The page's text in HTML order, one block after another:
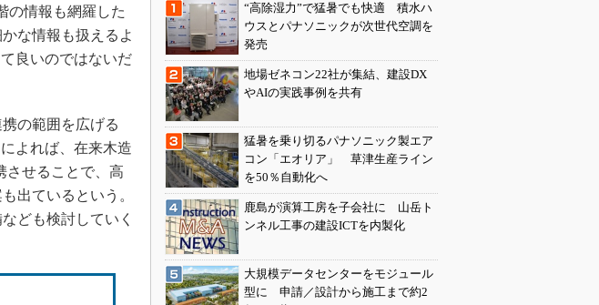
の情報も網羅した
な情報も扱えるよ
良いのではないだ
の範囲を広げる
よれば、在来木造
させることで、高
出ているという。
ども検討していく
“高除湿力”で猛暑でも快適 積水ハ
ウスとパナソニックが次世代空調を
発売
地場ゼネコン22社が集結、建設DX
やAIの実践事例を共有
猛暑を乗り切るパナソニック製エア
コン「エオリア」 草津生産ライン
を50％自動化へ
鹿島が演算工房を子会社に 山岳ト
ンネル工事の建設ICTを内製化
大規模データセンターをモジュール
型に 申請／設計から施工まで約2